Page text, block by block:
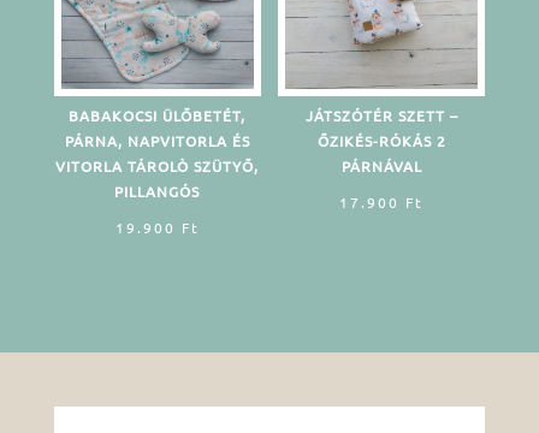
BABAKOCSI ÜLŐBETÉT,
PÁRNA, NAPVITORLA ÉS
VITORLA TÁROLÒ SZÜTYŐ,
PILLANGÓS
19.900 Ft
JÁTSZÓTÉR SZETT –
ŐZIKÉS-RÓKÁS 2
PÁRNÁVAL
17.900 Ft